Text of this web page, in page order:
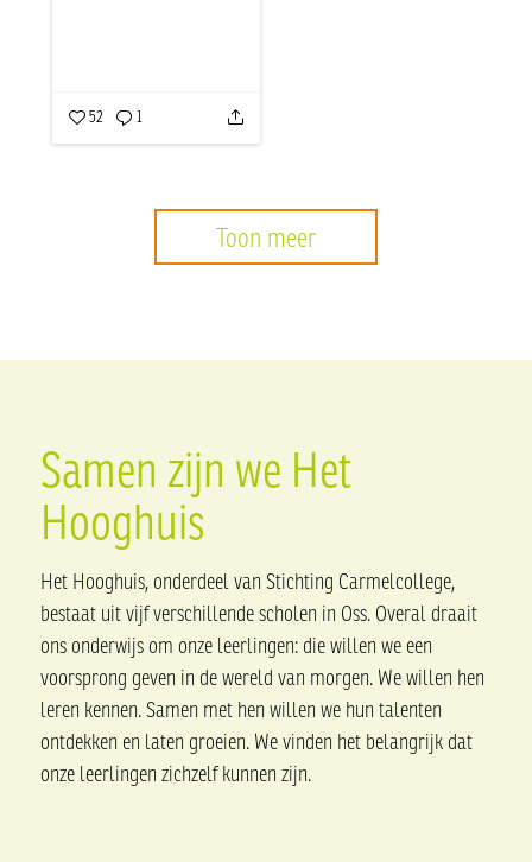
52 1
Toon meer
Samen zijn we Het
Hooghuis
Het Hooghuis, onderdeel van Stichting Carmelcollege,
bestaat uit vijf verschillende scholen in Oss. Overal draait
ons onderwijs om onze leerlingen: die willen we een
voorsprong geven in de wereld van morgen. We willen hen
leren kennen. Samen met hen willen we hun talenten
ontdekken en laten groeien. We vinden het belangrijk dat
onze leerlingen zichzelf kunnen zijn.